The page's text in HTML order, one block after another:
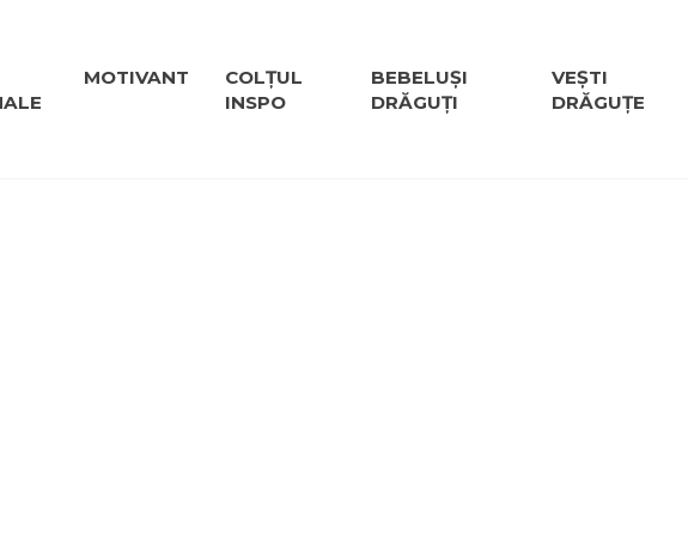
MOTIVANT
COLȚUL
INSPO
BEBELUȘI
DRĂGUȚI
VEȘTI
DRĂGUȚE